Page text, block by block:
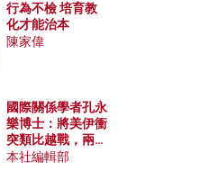
行為不檢 培育教
化才能治本
陳家偉
國際關係學者孔永
樂博士：將美伊衝
突類比越戰，兩者
有何異同？中國崛
本社編輯部